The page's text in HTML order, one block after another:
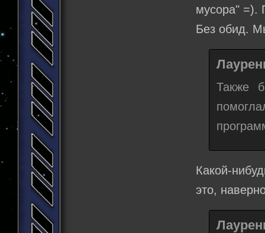
мусора" =).
Без обид.
Также
Какой-
это,